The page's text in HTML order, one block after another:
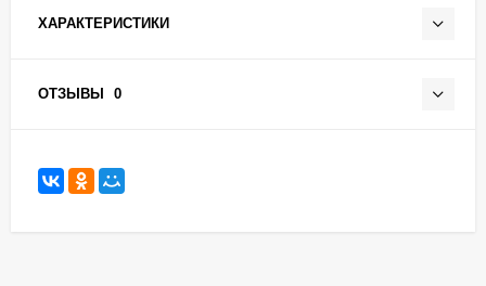
ХАРАКТЕРИСТИКИ
ОТЗЫВЫ 0